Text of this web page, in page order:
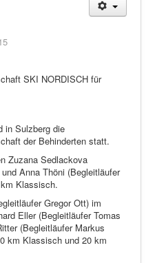
SKI NORDISCH für
in Sulzberg die
der Behinderten statt.
Zuzana Sedlackova
Anna Thöni (Begleitläufer
Klassisch.
Gregor Ott) im
Eller (Begleitläufer Tomas
(Begleitläufer Markus
km Klassisch und 20 km